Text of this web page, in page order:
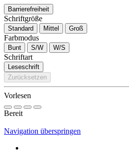
Barrierefreiheit
Schriftgröße
Standard Mittel Groß
Farbmodus
Bunt S/W W/S
Schriftart
Leseschrift
Zurücksetzen
Vorlesen
Bereit
Navigation überspringen